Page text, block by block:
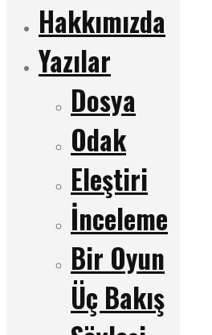
Hakkımızda
Yazılar
Dosya
Odak
Eleştiri
İnceleme
Bir Oyun
Üç Bakış